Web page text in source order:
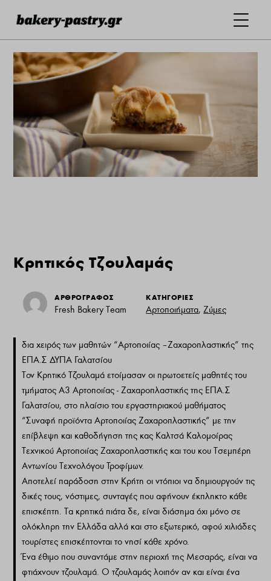
Κρητικός Τζουλαμάς
ΑΡΘΡΟΓΡΑΦΟΣ
Fresh Bakery Team
ΚΑΤΗΓΟΡΙΕΣ
Αρτοποιήματα,Ζύμες
δια χειρός των μαθητών “Αρτοποιίας – Ζαχαροπλαστικής” της
ΕΠΑ.Σ ΔΥΠΑ Γαλατσίου
Τον Κρητικό Τζουλαμά ετοίμασαν οι πρωτοετείς μαθητές του
τμήματος Α3 Αρτοποιίας - Ζαχαροπλαστικής της ΕΠΑ.Σ
Γαλατσίου, στο πλαίσιο του εργαστηριακού μαθήματος
“Συναφή προϊόντα Αρτοποιίας Ζαχαροπλαστικής” με την
επίβλεψη και καθοδήγηση της κας Καλτσά Καλομοίρας
Τεχνικού Αρτοποιίας Ζαχαροπλαστικής και του κου Τσεμπέρη
Αντωνίου Τεχνολόγου Τροφίμων.
Αποτελεί παράδοση στην Κρήτη οι ντόπιοι να δημιουργούν τις
δικές τους, νόστιμες, συνταγές που αφήνουν έκπληκτο κάθε
επισκέπτη. Τα κρητικά πιάτα δε, είναι διάσημα όχι μόνο σε
ολόκληρη την Ελλάδα αλλά και στο εξωτερικό, αφού χιλιάδες
τουρίστες επισκέπτονται το νησί κάθε χρόνο.
Ένα έθιμο που συναντάμε στην περιοχή της Μεσαράς, είναι να
φτιάχνουν τζουλαμά. Ο τζουλαμάς λοιπόν αν και είναι ένα